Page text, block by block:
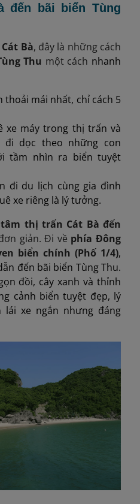
đến bãi biển Tùng
Bà, đây là những cách
Thu một cách nhanh
thoải mái nhất, chỉ cách 5
xe máy trong thị trấn và
đi dọc theo những con
tầm nhìn ra biển tuyệt
đi du lịch cùng gia đình
xe riêng là lý tưởng.
thị trấn Cát Bà đến
giản. Đi về phía Đông
biển chính (Phố 1/4),
đến bãi biển Tùng Thu.
đồi, cây xanh và thỉnh
cảnh biển tuyệt đẹp, lý
xe ngắn nhưng đáng